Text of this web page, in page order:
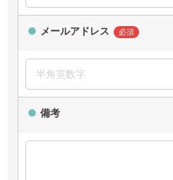
メールアドレス 必須
備考